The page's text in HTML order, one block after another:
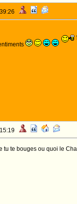
tu te bouges ou quoi le